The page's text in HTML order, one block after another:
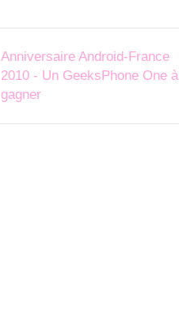
Anniversaire Android-France
2010 - Un GeeksPhone One à
gagner